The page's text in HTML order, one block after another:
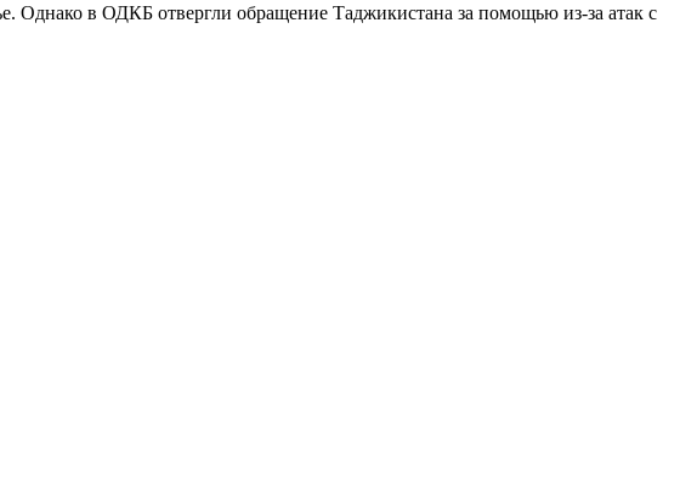
Однако в ОДКБ отвергли обращение Таджикистана за помощью из-за атак с